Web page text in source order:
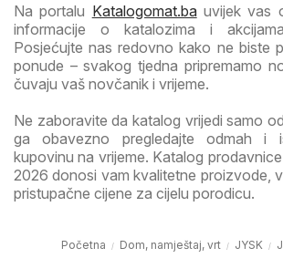
Na portalu Katalogomat.bauvijek vas
informacije o katalozima i
Posjećujte nas redovno kako ne biste
ponude – svakog tjedna pripremamo
čuvaju vaš novčanik i vrijeme.
Ne zaboravite da katalog vrijedi samo
ga obavezno pregledajte odmah i
kupovinu na vrijeme. Katalog
2026 donosi vam kvalitetne proizvode,
pristupačne cijene za cijelu porodicu.
Početna Dom, namještaj, vrt JYSK